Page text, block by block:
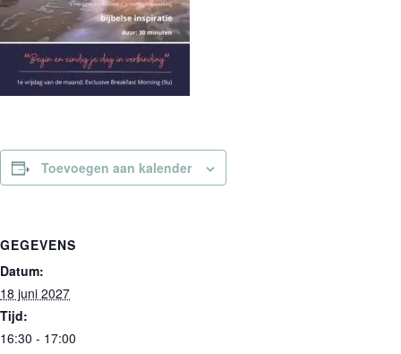
Toevoegen aan kalender
GEGEVENS
Datum:
18 juni 2027
Tijd:
16:30 - 17:00